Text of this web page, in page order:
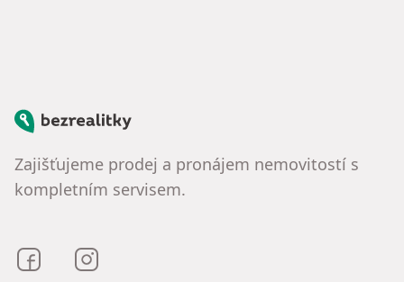
Bezrealitky
Zajišťujeme prodej a pronájem nemovitostí s
kompletním servisem.
Bezrealitky na Facebooku